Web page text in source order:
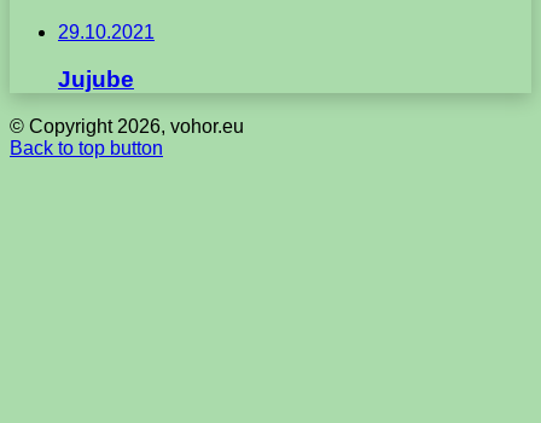
29.10.2021
Jujube
© Copyright 2026, vohor.eu
Back to top button